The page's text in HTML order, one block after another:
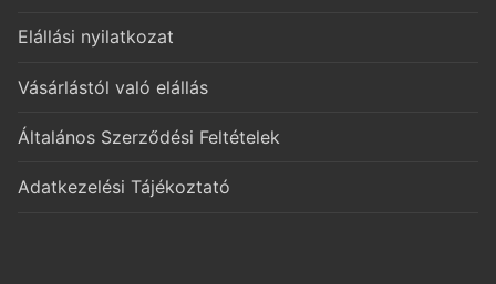
Elállási nyilatkozat
Vásárlástól való elállás
Általános Szerződési Feltételek
Adatkezelési Tájékoztató